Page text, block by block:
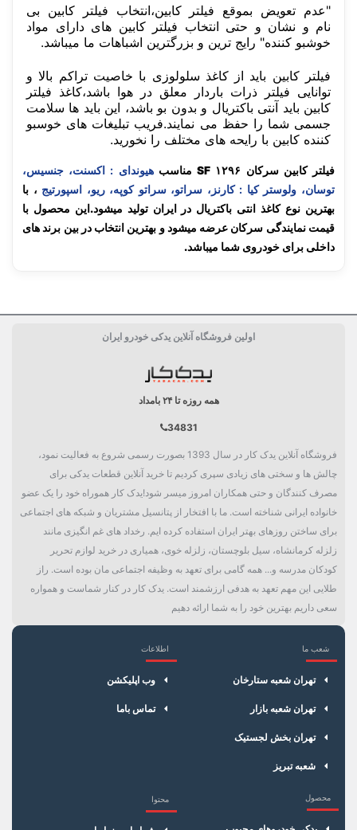
"عدم تعویض بموقع فیلتر کابین،انتخاب فیلتر کابین بی
نام و نشان و حتی انتخاب فیلتر کابین های دارای مواد
خوشبو کننده" رایج ترین و بزرگترین اشباهات ما میباشد.
فیلتر کابین باید از کاغذ سلولوزی با خاصیت تراکم بالا و
توانایی فیلتر ذرات باردار معلق در هوا باشد،کاغذ فیلتر
کابین باید آنتی باکتریال و بدون بو باشد، این باید ها سلامت
جسمی شما را حفظ می نمایند.فریب تبلیغات های خوسبو
کننده کابین با رایحه های مختلف را نخورید.
فیلتر کابین سرکان SF ۱۲۹۶ مناسب
هیوندای : اکسنت، جنسیس،
توسان، ولوستر کیا : کارنز، سراتو، سراتو کوپه، ریو، اسپورتیج ، با
بهترین نوع کاغذ انتی باکتریال در ایران تولید میشود.این محصول با
قیمت نمایندگی سرکان عرضه میشود و بهترین انتخاب در بین برند های
داخلی برای خودروی شما میباشد.
10 هزار کیلومتر
جعبه تکی
کاغذ سلولوز
اولین فروشگاه آنلاین یدکی خودرو ایران
همه روزه تا ۲۴ بامداد
34831
فروشگاه آنلاین یدک کار در سال 1393 بصورت رسمی شروع به فعالیت نمود،
چالش ها و سختی های زیادی سپری کردیم تا خرید آنلاین قطعات یدکی برای
مصرف کنندگان و حتی همکاران امروز میسر شود!یدک کار هموراه خود را یک عضو
خانواده ایرانی شناخته است. ما با افتخار از پتانسیل مشتریان و شبکه های اجتماعی
برای ساختن روزهای بهتر ایران استفاده کرده ایم. رخداد های غم انگیزی مانند
زلزله کرمانشاه، سیل بلوچستان، زلزله خوی، همیاری در خرید لوازم تحریر
کودکان مدرسه و... همه گامی برای تعهد به وظیفه اجتماعی مان بوده است. راز
طلایی این مهم تعهد به هدفی ارزشمند است. یدک کار در کنار شماست و همواره
سعی داریم بهترین خود را به شما ارائه دهیم
شعب ما
تهران شعبه ستارخان
تهران شعبه بازار
تهران بخش لجستیک
شعبه تبریز
اطلاعات
وب اپلیکشن
تماس باما
محصول محتوا
×